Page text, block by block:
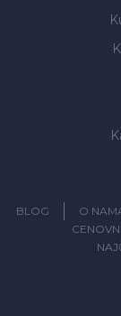
BLOG O